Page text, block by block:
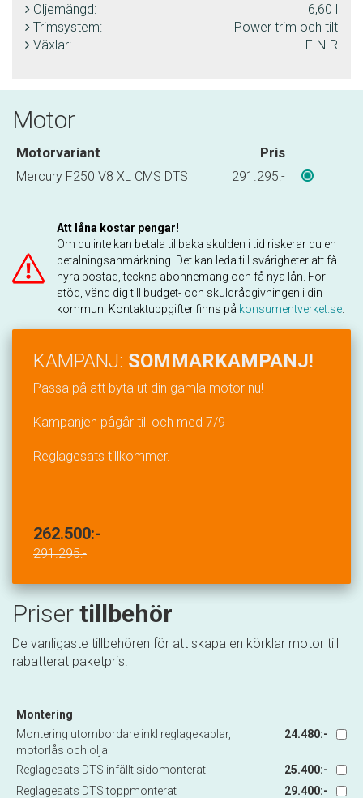
Oljemängd:
6,60 l
Trimsystem:
Power trim och tilt
Växlar:
F-N-R
Motor
Motorvariant Pris
Mercury F250 V8 XL CMS DTS 291.295:-
Att låna kostar pengar!
Om du inte kan betala tillbaka skulden i tid riskerar du en
betalningsanmärkning. Det kan leda till svårigheter att få
hyra bostad, teckna abonnemang och få nya lån. För
stöd, vänd dig till budget- och skuldrådgivningen i din
kommun. Kontaktuppgifter finns på konsumentverket.se
KAMPANJ: SOMMARKAMPANJ!
Passa på att byta ut din gamla motor nu!
Kampanjen pågår till och med 7/9
Reglagesats tillkommer.
262.500:-
291.295:-
Priser tillbehör
De vanligaste tillbehören för att skapa en körklar motor till
rabatterat paketpris.
Montering
Montering utombordare inkl reglagekablar,
motorlås och olja
24.480:-
Reglagesats DTS infällt sidomonterat
25.400:-
Reglagesats DTS toppmonterat
29.400:-